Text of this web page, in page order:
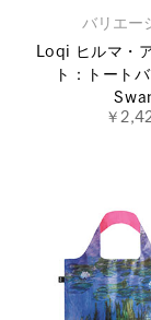
バリエー
Loqi ヒルマ・
ト：トート
￥